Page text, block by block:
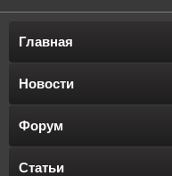
Главная
Новости
Форум
Статьи